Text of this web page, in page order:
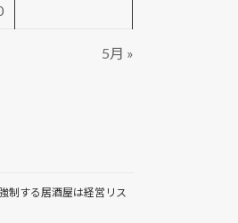
5月 »
制する居酒屋は経営リス